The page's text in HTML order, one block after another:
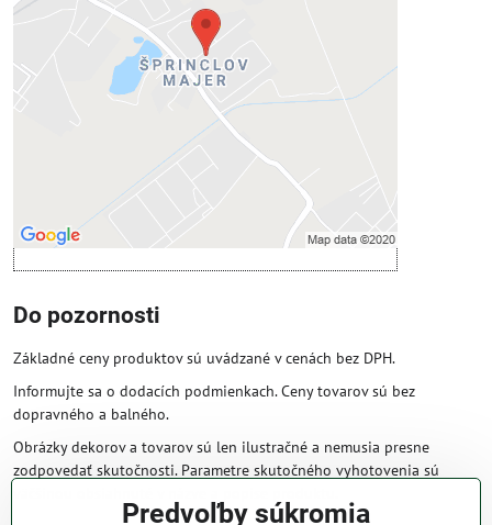
Prajete si načítať externý obsah?
Povoliť tentokrát
Povoliť a zapamätať - súhlas s druhom
cookie: Funkčné
Otvoriť obsah v novom okne
Do pozornosti
Základné ceny produktov sú uvádzané v cenách bez DPH.
Informujte sa o dodacích podmienkach. Ceny tovarov sú bez
dopravného a balného.
Obrázky dekorov a tovarov sú len ilustračné a nemusia presne
zodpovedať skutočnosti. Parametre skutočného vyhotovenia sú
Predvoľby súkromia